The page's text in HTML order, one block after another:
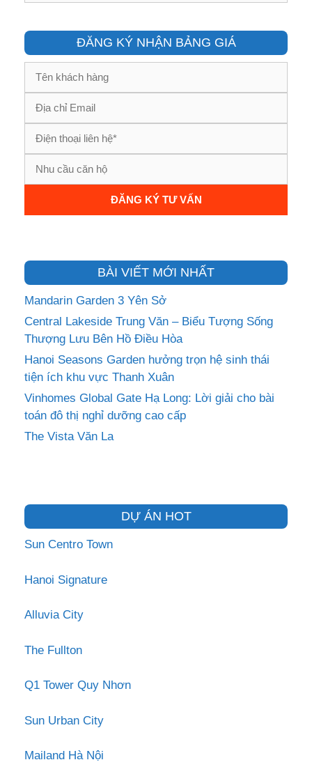
ĐĂNG KÝ NHẬN BẢNG GIÁ
BÀI VIẾT MỚI NHẤT
Mandarin Garden 3 Yên Sở
Central Lakeside Trung Văn – Biểu Tượng Sống
Thượng Lưu Bên Hồ Điều Hòa
Hanoi Seasons Garden hưởng trọn hệ sinh thái
tiện ích khu vực Thanh Xuân
Vinhomes Global Gate Hạ Long: Lời giải cho bài
toán đô thị nghỉ dưỡng cao cấp
The Vista Văn La
DỰ ÁN HOT
Sun Centro Town
Hanoi Signature
Alluvia City
The Fullton
Q1 Tower Quy Nhơn
Sun Urban City
Mailand Hà Nội